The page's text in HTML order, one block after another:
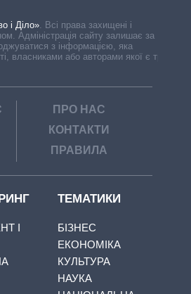
і Діло». Всі права захищені і
Адміністрація сайту залишає за
з інформацією, яка
власниками або авторами якої є треті
ПРО НАС
КОНТАКТИ
ПРАВИЛА
І
ТЕМАТИКИ
БІЗНЕС
ЕКОНОМІКА
КУЛЬТУРА
НАУКА